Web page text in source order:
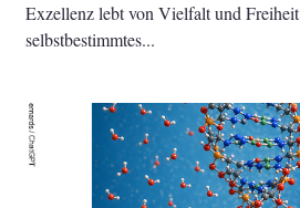
Exzellenz lebt von Vielfalt und
selbstbestimmtes